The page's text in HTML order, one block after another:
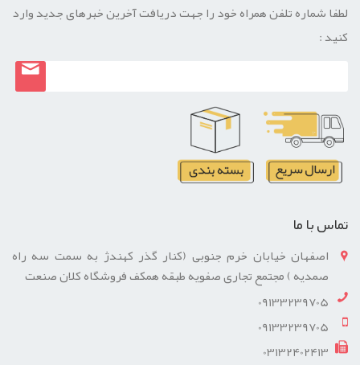
لطفا شماره تلفن همراه خود را جهت دریافت آخرین خبرهای جدید وارد
کنید :
تماس با ما
اصفهان خیابان خرم جنوبی (کنار گذر کهندژ به سمت سه راه
صمدیه ) مجتمع تجاری صفویه طبقه همکف فروشگاه کلان صنعت
09133239705
09133239705
03132402413